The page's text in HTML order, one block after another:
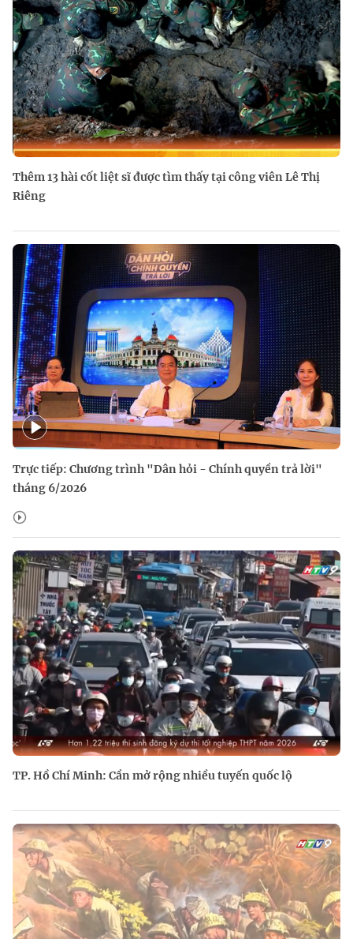
Thêm 13 hài cốt liệt sĩ được tìm thấy tại công viên Lê Thị
Riêng
Trực tiếp: Chương trình "Dân hỏi - Chính quyền trả lời"
tháng 6/2026
TP. Hồ Chí Minh: Cần mở rộng nhiều tuyến quốc lộ